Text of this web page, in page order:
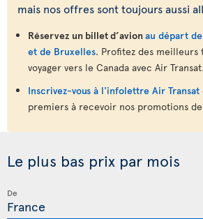
mais nos offres sont toujours aussi
Réservez un billet d’avionau départ
et de Bruxelles. Profitez des meilleurs
voyager vers le Canada avec Air Transat.
Inscrivez-vous à l'infolettre Air Transat
premiers à recevoir nos promotions
Le plus bas prix par mois
De